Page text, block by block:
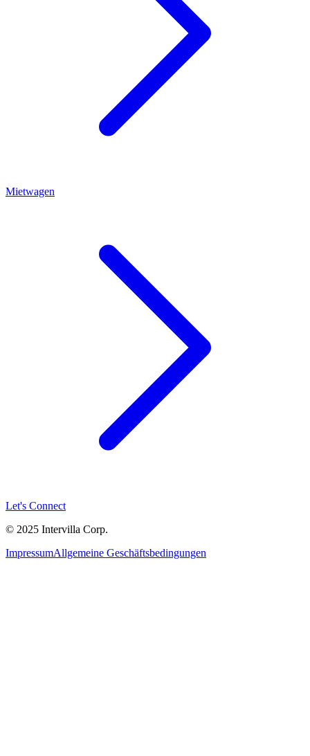
Mietwagen
Let's Connect
© 2025 Intervilla Corp.
ImpressumAllgemeine Geschäftsbedingungen